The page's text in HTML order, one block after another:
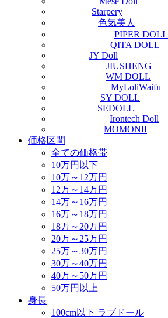
Starpery
色気美人
PIPER DOLL
QITA DOLL
JY Doll
JIUSHENG
WM DOLL
MyLoliWaifu
SY DOLL
SEDOLL
Irontech Doll
MOMONII
価格区間
全ての価格帯
10万円以下
10万～12万円
12万～14万円
14万～16万円
16万～18万円
18万～20万円
20万～25万円
25万～30万円
30万～40万円
40万～50万円
50万円以上
身長
100cm以下 ラブドール